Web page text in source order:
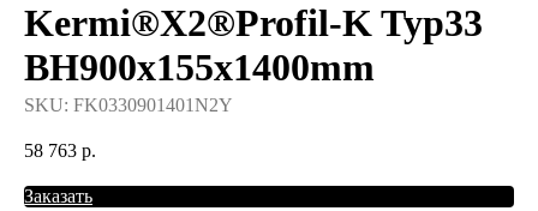
Kermi®X2®Profil-K Typ33
BH900x155x1400mm
SKU: FK0330901401N2Y
58 763 р.
Заказать